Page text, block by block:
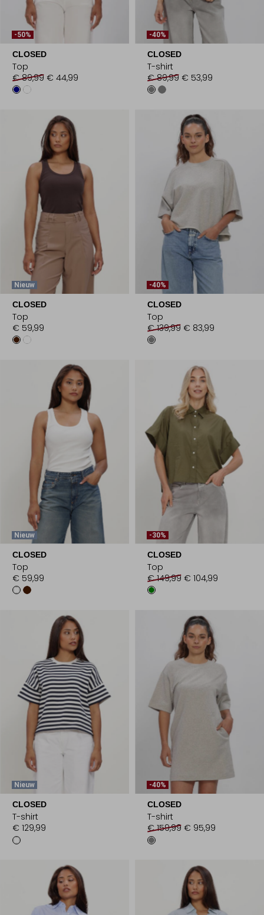
-50%
CLOSED
Top
€ 89,99 € 44,99
-40%
CLOSED
T-shirt
€ 89,99 € 53,99
Nieuw
CLOSED
Top
€ 59,99
-40%
CLOSED
Top
€ 139,99 € 83,99
Nieuw
CLOSED
Top
€ 59,99
-30%
CLOSED
Top
€ 149,99 € 104,99
Nieuw
CLOSED
T-shirt
€ 129,99
-40%
CLOSED
T-shirt
€ 159,99 € 95,99